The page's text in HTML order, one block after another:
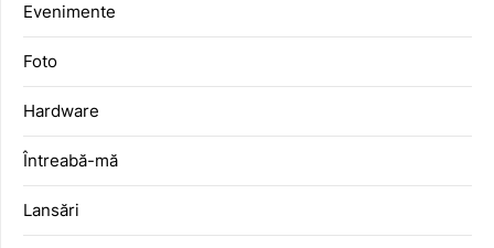
Evenimente
Foto
Hardware
Întreabă-mă
Lansări